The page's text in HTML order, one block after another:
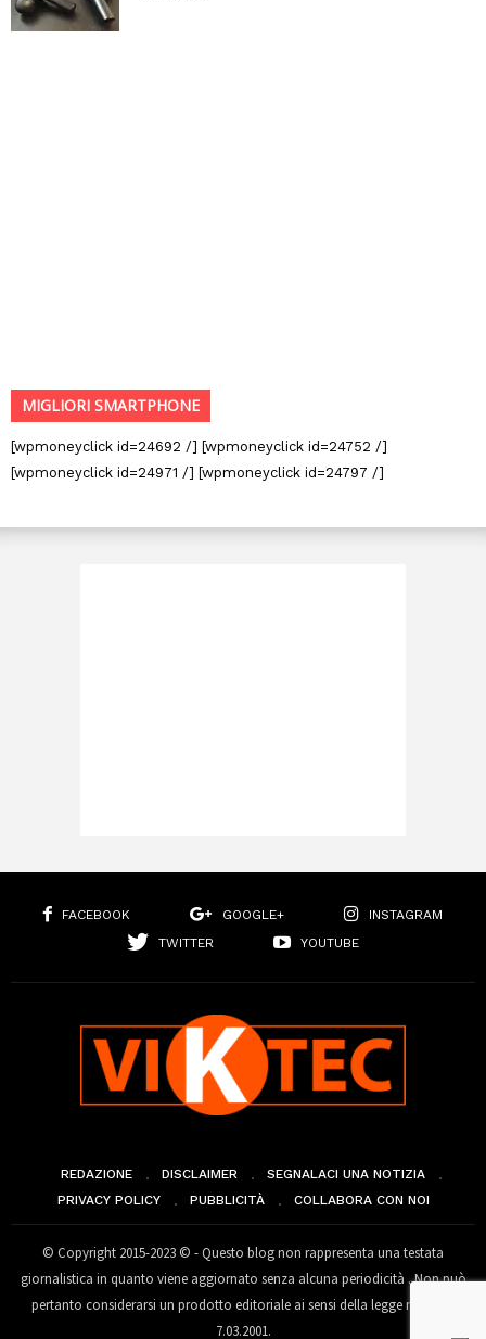
MIGLIORI SMARTPHONE
[wpmoneyclick id=24692 /] [wpmoneyclick id=24752 /]
[wpmoneyclick id=24971 /] [wpmoneyclick id=24797 /]
FACEBOOK GOOGLE+
INSTAGRAM
TWITTER
YOUTUBE
REDAZIONE DISCLAIMER
SEGNALACI UNA NOTIZIA
PRIVACY POLICY
PUBBLICITÀ COLLABORA CON NOI
© Copyright 2015-2023 © - Questo blog non rappresenta una testata
giornalistica in quanto viene aggiornato senza alcuna periodicità . Non può
pertanto considerarsi un prodotto editoriale ai sensi della legge n° 62 del
7.03.2001.